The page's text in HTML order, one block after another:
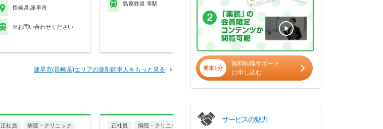
長崎県 諫早市
※お問い合わせください
島原鉄道 幸駅
諫早市(長崎県)エリアの薬剤師求人をもっと見る
正社員 病院・クリニック 正社員 病院・クリニック
簡単1分
無料転職サポート
に申し込む
サービスの魅力